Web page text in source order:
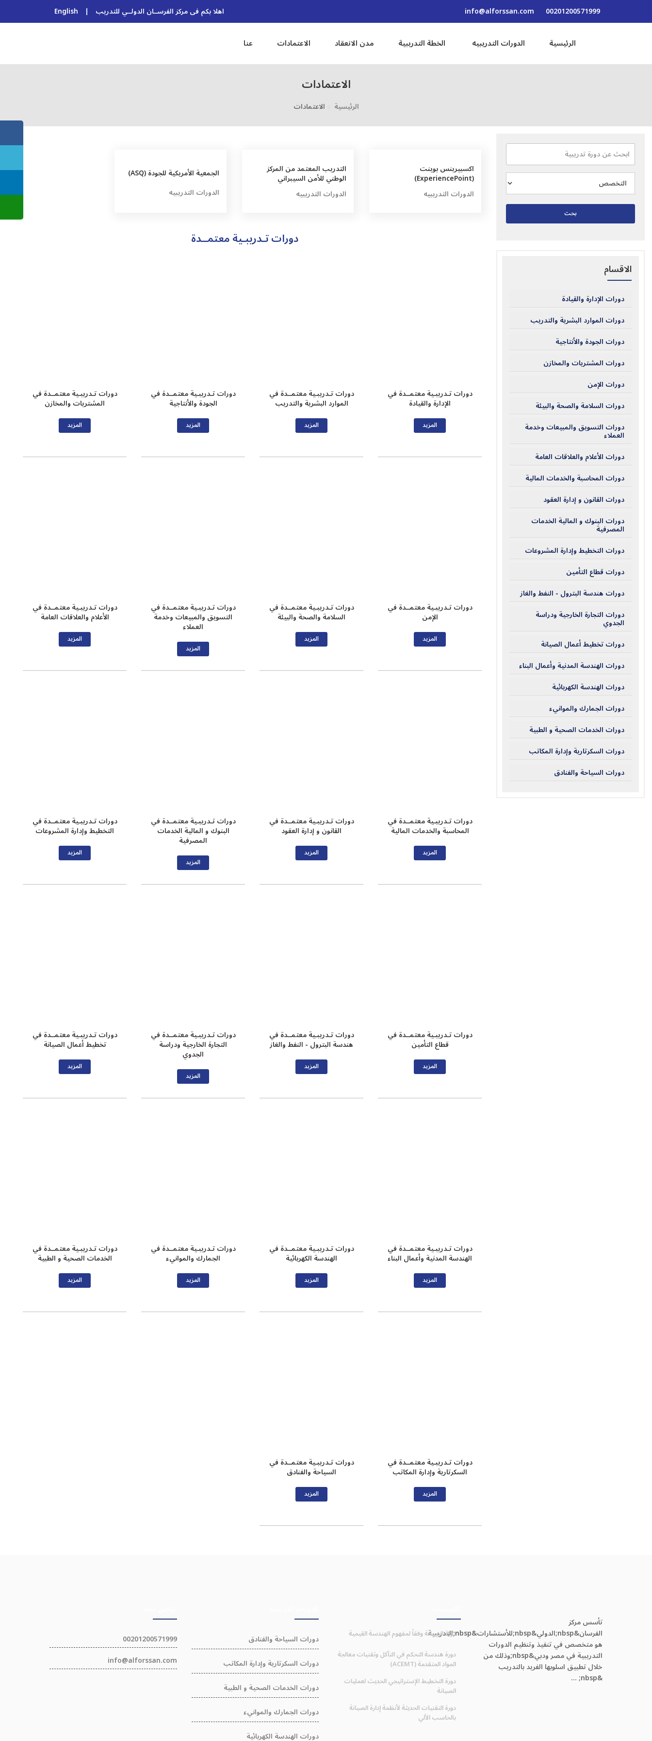
00201200571999
info@alforssan.com اهلا بكم فى مركز الفرســان الدولــي للتدريب |
English
الرئيسية الدورات التدريبيه الخطة التدريبية مدن الانعقاد الاعتمادات عنا
الاعتمادات
الرئيسية الاعتمادات
بحث
الاقسام
دورات الإدارة والقيادة
دورات الموارد البشرية والتدريب
دورات الجودة والأنتاجية
دورات المشتريات والمخازن
دورات الإمن
دورات السلامة والصحة والبيئة
دورات التسويق والمبيعات وخدمة
العملاء
دورات الأعلام والعلاقات العامة
دورات المحاسبة والخدمات المالية
دورات القانون و إدارة العقود
دورات البنوك و المالية الخدمات
المصرفية
دورات التخطيط وإدارة المشروعات
دورات قطاع التأمين
دورات هندسة البترول - النفط والغاز
دورات التجارة الخارجية ودراسة
الجدوي
دورات تخطيط أعمال الصيانة
دورات الهندسة المدنية وأعمال البناء
دورات الهندسة الكهربائية
دورات الجمارك والموانيء
دورات الخدمات الصحية و الطبية
دورات السكرتارية وإدارة المكاتب
دورات السياحة والفنادق
اكسبيرينس بوينت
(ExperiencePoint)
الدورات التدريبيه
التدريب المعتمد من المركز
الوطني للأمن السيبراني
الدورات التدريبيه
الجمعية الأمريكية للجودة (ASQ)
الدورات التدريبيه
دورات تـدريبـية معتمــدة
دورات تـدريبـية معتمــدة في
الإدارة والقيادة
المزيد
دورات تـدريبـية معتمــدة في
الموارد البشرية والتدريب
المزيد
دورات تـدريبـية معتمــدة في
الجودة والأنتاجية
المزيد
دورات تـدريبـية معتمــدة في
المشتريات والمخازن
المزيد
دورات تـدريبـية معتمــدة في
الإمن
المزيد
دورات تـدريبـية معتمــدة في
السلامة والصحة والبيئة
المزيد
دورات تـدريبـية معتمــدة في
التسويق والمبيعات وخدمة
العملاء
المزيد
دورات تـدريبـية معتمــدة في
الأعلام والعلاقات العامة
المزيد
دورات تـدريبـية معتمــدة في
المحاسبة والخدمات المالية
المزيد
دورات تـدريبـية معتمــدة في
القانون و إدارة العقود
المزيد
دورات تـدريبـية معتمــدة في
البنوك و المالية الخدمات
المصرفية
المزيد
دورات تـدريبـية معتمــدة في
التخطيط وإدارة المشروعات
المزيد
دورات تـدريبـية معتمــدة في
قطاع التأمين
المزيد
دورات تـدريبـية معتمــدة في
هندسة البترول - النفط والغاز
المزيد
دورات تـدريبـية معتمــدة في
التجارة الخارجية ودراسة
الجدوي
المزيد
دورات تـدريبـية معتمــدة في
تخطيط أعمال الصيانة
المزيد
دورات تـدريبـية معتمــدة في
الهندسة المدنية وأعمال البناء
المزيد
دورات تـدريبـية معتمــدة في
الهندسة الكهربائية
المزيد
دورات تـدريبـية معتمــدة في
الجمارك والموانيء
المزيد
دورات تـدريبـية معتمــدة في
الخدمات الصحية و الطبية
المزيد
دورات تـدريبـية معتمــدة في
السكرتارية وإدارة المكاتب
المزيد
دورات تـدريبـية معتمــدة في
السياحة والفنادق
المزيد
تأسس مركز
الفرسان&nbsp;الدولي&nbsp;للأستشارات&nbsp;التدريبية
هو متخصص في تنفيذ وتنظيم الدورات
التدريبية في مصر ودبي&nbsp;وذلك من
خلال تطبيق اسلوبها الفريد بالتدريب
&nbsp; ...
دورة الصيانة وفقاً لمفهوم الهندسة القيمية
دورة هندسة التحكم في التآكل وتقنيات معالجة
المواد المتقدمة (ACEMT)
دورة التخطيط الإستراتيجي الحديث لعمليات
الصيانة
دورة التقنيات الحديثة لأنظمة إدارة الصيانة
بالحاسب الألي
دورات السياحة والفنادق
دورات السكرتارية وإدارة المكاتب
دورات الخدمات الصحية و الطبية
دورات الجمارك والموانيء
دورات الهندسة الكهربائية
00201200571999
info@alforssan.com